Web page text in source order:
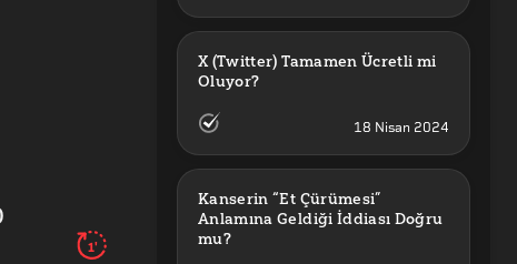
1'
X (Twitter) Tamamen Ücretli mi
Oluyor?
18 Nisan 2024
Kanserin “Et Çürümesi”
Anlamına Geldiği İddiası Doğru
mu?